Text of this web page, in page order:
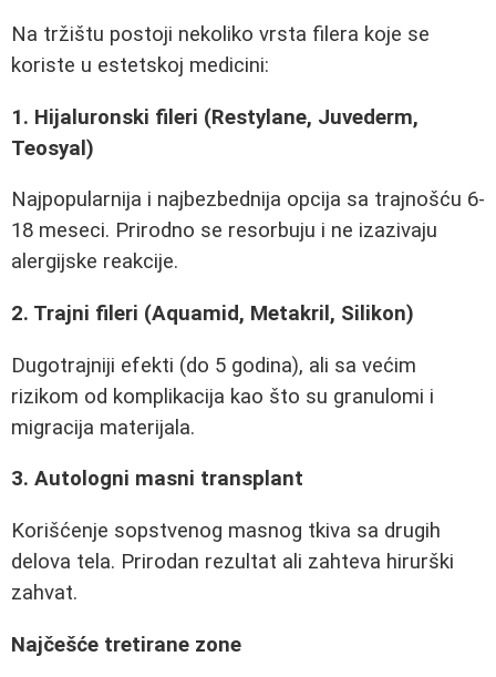
Na tržištu postoji nekoliko vrsta filera koje se
koriste u estetskoj medicini:
1. Hijaluronski fileri (Restylane, Juvederm,
Teosyal)
Najpopularnija i najbezbednija opcija sa trajnošću 6-
18 meseci. Prirodno se resorbuju i ne izazivaju
alergijske reakcije.
2. Trajni fileri (Aquamid, Metakril, Silikon)
Dugotrajniji efekti (do 5 godina), ali sa većim
rizikom od komplikacija kao što su granulomi i
migracija materijala.
3. Autologni masni transplant
Korišćenje sopstvenog masnog tkiva sa drugih
delova tela. Prirodan rezultat ali zahteva hirurški
zahvat.
Najčešće tretirane zone